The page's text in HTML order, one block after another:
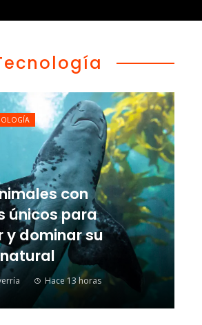
con
únicos para
y dominar su
Hace 13 horas